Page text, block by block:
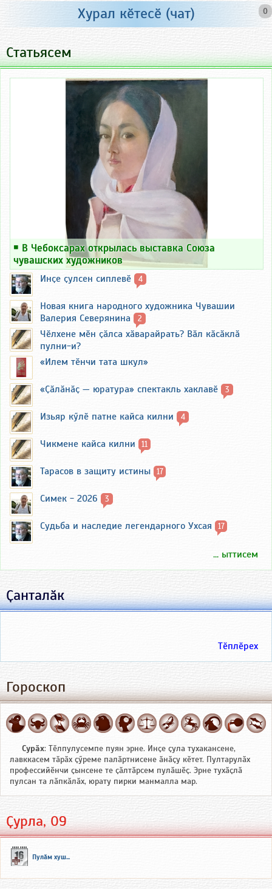
0
Хурал кӗтесӗ (чат)
Статьясем
￭ В Чебоксарах открылась выставка Союза
чувашских художников
Инҫе ҫулсен сиплевӗ 4
Новая книга народного художника Чувашии
Валерия Северянина
2
Чӗлхене мӗн ҫӑлса хӑварайрать? Вӑл кӑсӑклӑ
пулни-и?
«Илем тӗнчи тата шкул»
«Ҫӑлӑнӑҫ — юратура» спектакль хаклавӗ 3
Изьяр кӳлӗ патне кайса килни 4
Чикмене кайса килни 11
Тарасов в защиту истины 17
Симек - 2026 3
Судьба и наследие легендарного Ухсая 17
... ыттисем
Ҫанталӑк
Тӗплӗрех
Гороскоп
Сурӑх: Тӗлпулусемпе пуян эрне. Инҫе ҫула тухакансене,
лавккасем тӑрӑх ҫӳреме палӑртнисене ӑнӑҫу кӗтет. Пултарулӑх
профессийӗнчи ҫынсене те ҫӑлтӑрсем пулӑшӗҫ. Эрне тухӑҫлӑ
пулсан та лӑпкӑлӑх, юрату пирки манмалла мар.
Ҫурла, 09
Пулӑм хуш...